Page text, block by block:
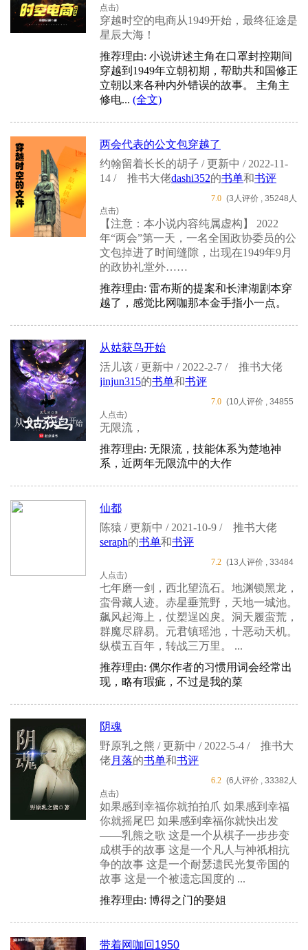
点击)
穿越时空的电商从1949开始，最终征途是
星辰大海！
推荐理由: 小说讲述主角在口罩封控期间
穿越到1949年立朝初期，帮助共和国修正
立朝以来各种内外错误的故事。 主角主
修电... (全文)
两会代表的公文包穿越了
约翰留着长长的胡子 / 更新中 / 2022-11-
14 /
推书大佬dashi352的书单和书评
7.0 (3人评价 , 35248人
点击)
【注意：本小说内容纯属虚构】 2022
年“两会”第一天，一名全国政协委员的公
文包掉进了时间缝隙，出现在1949年9月
的政协礼堂外……
推荐理由: 雷布斯的提案和长津湖剧本穿
越了，感觉比网咖那本金手指小一点。
从姑获鸟开始
活儿该 / 更新中 / 2022-2-7 /
推书大佬
jinjun315的书单和书评
7.0 (10人评价 , 34855
人点击)
无限流，
推荐理由: 无限流，技能体系为楚地神
系，近两年无限流中的大作
仙都
陈猿 / 更新中 / 2021-10-9 /
推书大佬
seraph的书单和书评
7.2 (13人评价 , 33484
人点击)
七年磨一剑，西北望流石。地渊锁黑龙，
蛮骨藏人迹。赤星垂荒野，天地一城池。
飙风起海上，仗槊逞凶戾。洞天履蛮荒，
群魔尽辟易。元君镇瑶池，十恶动天机。
纵横五百年，转战三万里。 ...
推荐理由: 偶尔作者的习惯用词会经常出
现，略有瑕疵，不过是我的菜
阴魂
野原乳之熊 / 更新中 / 2022-5-4 /
推书大
佬月落的书单和书评
6.2 (6人评价 , 33382人
点击)
如果感到幸福你就拍拍爪 如果感到幸福
你就摇尾巴 如果感到幸福你就快出发
——乳熊之歌 这是一个从棋子一步步变
成棋手的故事 这是一个凡人与神祇相抗
争的故事 这是一个耐瑟遗民光复帝国的
故事 这是一个被遗忘国度的 ...
推荐理由: 博得之门的娶姐
带着网咖回1950